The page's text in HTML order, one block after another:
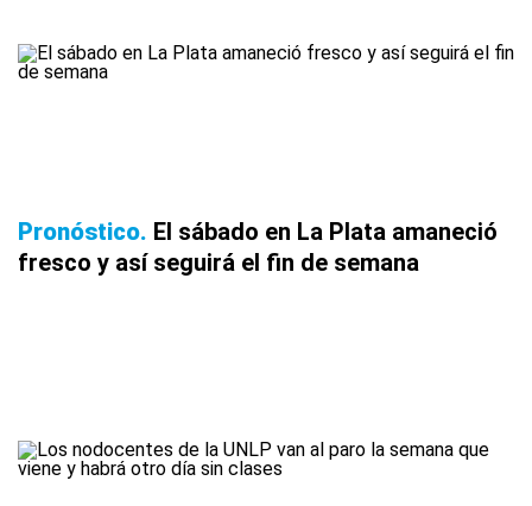
Pronóstico El sábado en La Plata amaneció
fresco y así seguirá el fin de semana